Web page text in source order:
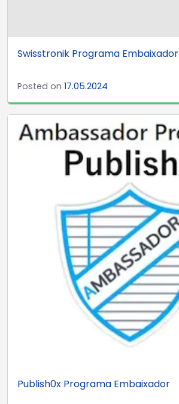
Swisstronik Programa Embaixador
Posted on 17.05.2024
Publish0x Programa Embaixador